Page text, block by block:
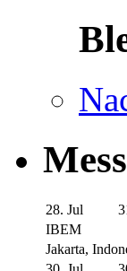
28. Jul
IBEM
Jakarta,